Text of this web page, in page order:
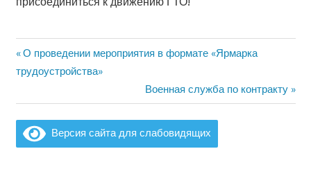
Навигация
по
записям
Предыдущая
запись:
О проведении мероприятия в формате «Ярмарка
трудоустройства»
Следующая
запись:
Военная служба по контракту
Версия сайта для слабовидящих